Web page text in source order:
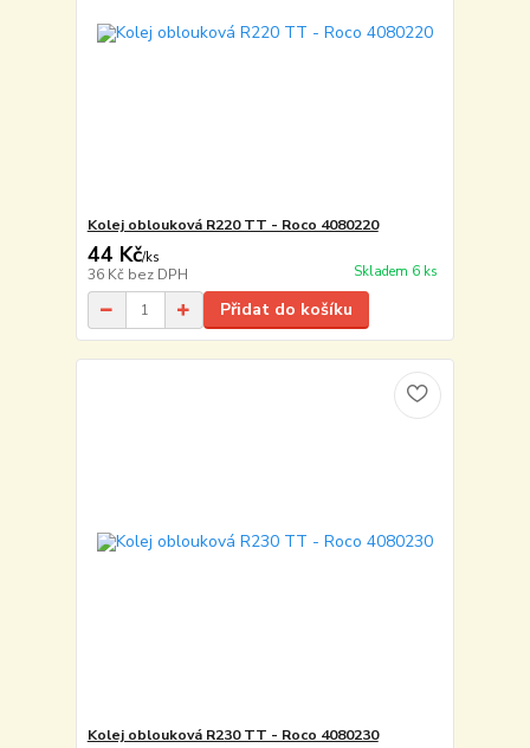
Kolej oblouková R220 TT - Roco 4080220
44 Kč/ks
36 Kč bez DPH Skladem 6 ks
Přidat do košíku
Kolej oblouková R230 TT - Roco 4080230